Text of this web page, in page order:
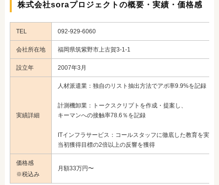
株式会社soraプロジェクトの概要・実績・価格感
TEL 092-929-6060
会社所在地 福岡県筑紫野市上古賀3-1-1
設立年 2007年3月
実績詳細
人材派遣業：独自のリスト抽出方法でアポ率9.9%を記録
計測機卸業：トークスクリプトを作成・提案し、
キーマンへの接触率78.6％を記録
ITインフラサービス：コールスタッフに徹底した教育を実施
当初獲得目標の2倍以上の反響を獲得
価格感
※税込み
月額33万円〜